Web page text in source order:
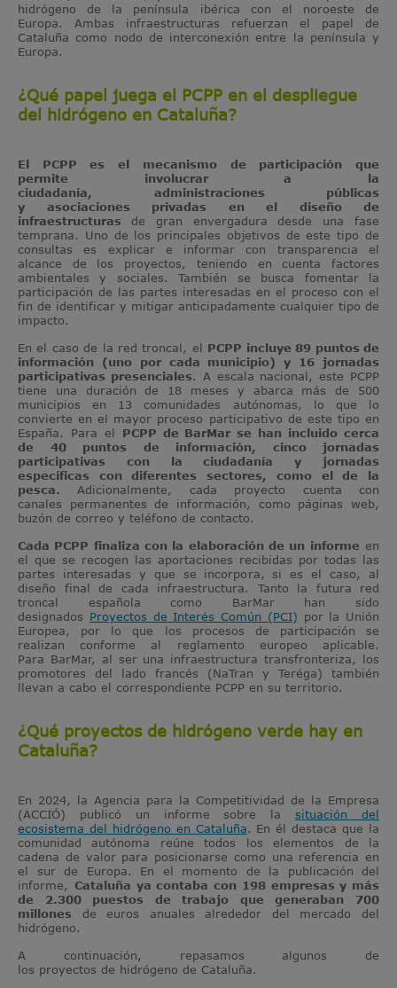
hidrógeno de la península ibérica con el noroeste de
Europa. Ambas infraestructuras refuerzan el papel de
Cataluña como nodo de interconexión entre la península y
Europa.
¿Qué papel juega el PCPP en el despliegue
del hidrógeno en Cataluña?
El PCPP es el mecanismo de participación que
permite involucrar a la
ciudadanía, administraciones públicas
y asociaciones privadas en el diseño de
infraestructuras
de gran envergadura desde una fase
temprana. Uno de los principales objetivos de este tipo de
consultas es explicar e informar con transparencia el
alcance de los proyectos, teniendo en cuenta factores
ambientales y sociales. También se busca fomentar la
participación de las partes interesadas en el proceso con el
fin de identificar y mitigar anticipadamente cualquier tipo de
impacto.
En el caso de la red troncal, el PCPP incluye 89 puntos de
información (uno por cada municipio) y 16 jornadas
participativas presenciales. A escala nacional, este PCPP
tiene una duración de 18 meses y abarca más de 500
municipios en 13 comunidades autónomas, lo que lo
convierte en el mayor proceso participativo de este tipo en
España. Para el PCPP de BarMar se han incluido cerca
de 40 puntos de información, cinco jornadas
participativas con la ciudadanía y jornadas
específicas con diferentes sectores, como el de la
pesca. Adicionalmente, cada proyecto cuenta con
canales permanentes de información, como páginas web,
buzón de correo y teléfono de contacto.
Cada PCPP finaliza con la elaboración de un informe en
el que se recogen las aportaciones recibidas por todas las
partes interesadas y que se incorpora, si es el caso, al
diseño final de cada infraestructura. Tanto la futura red
troncal española como BarMar han sido
designados Proyectos de Interés Común (PCI) por la Unión
Europea, por lo que los procesos de participación se
realizan conforme al reglamento europeo aplicable.
Para BarMar, al ser una infraestructura transfronteriza, los
promotores del lado francés (NaTran y Teréga) también
llevan a cabo el correspondiente PCPP en su territorio.
¿Qué proyectos de hidrógeno verde hay en
Cataluña?
En 2024, la Agencia para la Competitividad de la Empresa
(ACCIÓ) publicó un informe sobre lasituación del
ecosistema del hidrógeno en Cataluña. En él destaca que la
comunidad autónoma reúne todos los elementos de la
cadena de valor para posicionarse como una referencia en
el sur de Europa. En el momento de la publicación del
informe, Cataluña ya contaba con 198 empresas y más
de 2.300 puestos de trabajo que generaban 700
millones de euros anuales alrededor del mercado del
hidrógeno.
A continuación, repasamos algunos de
los proyectos de hidrógeno de Cataluña.